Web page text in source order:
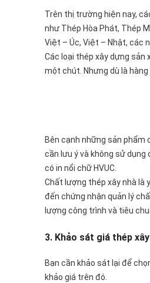
Trên thị trường hiện nay,
như Thép Hòa Phát, Thép
Việt – Úc, Việt – Nhật, các
Các loại thép xây dựng sản
một chút. Nhưng dù là
Bên cạnh những sản
cần lưu ý và không sử
có in nổi chữ HVUC.
Chất lượng thép xây nhà là
đến chứng nhận quản lý
lượng công trình và tiêu
3. Khảo sát giá thép
Bạn cần khảo sát lại để
khảo giá trên đó.